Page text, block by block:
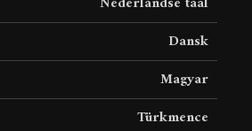
Dansk
Magyar
Türkmence